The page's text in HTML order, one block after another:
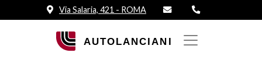
Via Salaria, 421 - ROMA